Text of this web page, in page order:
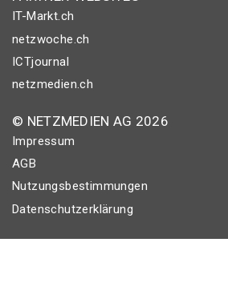
IT-Markt.ch
netzwoche.ch
ICTjournal
netzmedien.ch
© NETZMEDIEN AG 2026
Impressum
AGB
Nutzungsbestimmungen
Datenschutzerklärung